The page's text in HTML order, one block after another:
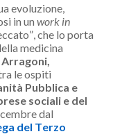
evoluzione,
in un work in
che lo porta
medicina
le ospiti
Pubblica e
sociali e del
dal
del Terzo